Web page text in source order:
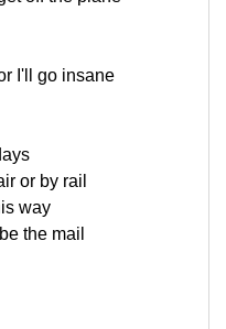
I'll go insane
or by rail
way
the mail